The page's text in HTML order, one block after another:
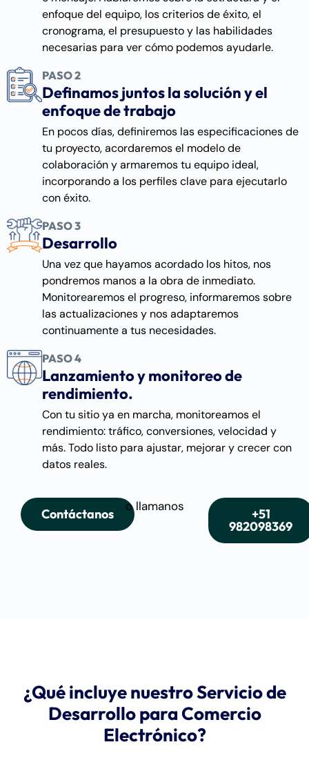
enfoque del equipo, los criterios de éxito, el
cronograma, el presupuesto y las habilidades
necesarias para ver cómo podemos ayudarle.
PASO 2
Definamos juntos la solución y el
enfoque de trabajo
En pocos días, definiremos las especificaciones de
tu proyecto, acordaremos el modelo de
colaboración y armaremos tu equipo ideal,
incorporando a los perfiles clave para ejecutarlo
con éxito.
PASO 3
Desarrollo
Una vez que hayamos acordado los hitos, nos
pondremos manos a la obra de inmediato.
Monitorearemos el progreso, informaremos sobre
las actualizaciones y nos adaptaremos
continuamente a tus necesidades.
PASO 4
Lanzamiento y monitoreo de
rendimiento.
Con tu sitio ya en marcha, monitoreamos el
rendimiento: tráfico, conversiones, velocidad y
más. Todo listo para ajustar, mejorar y crecer con
datos reales.
Contáctanos o llamanos +51
982098369
¿Qué incluye nuestro Servicio de
Desarrollo para Comercio
Electrónico?